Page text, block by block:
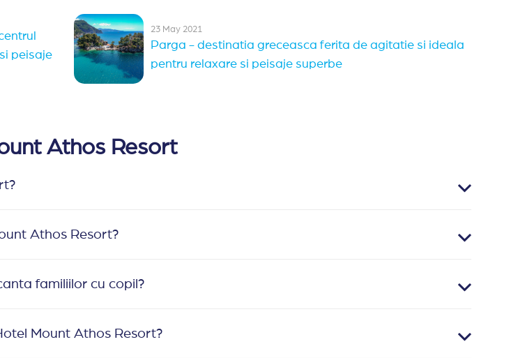
peisaje
23 May 2021
Parga - destinatia greceasca ferita de agitatie si ideala
pentru relaxare si peisaje superbe
Athos Resort
Athos Resort?
familiilor cu copil?
Mount Athos Resort?